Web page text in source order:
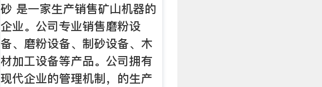
砂 是一家生产销售矿山机器的
企业。公司专业销售磨粉设
备、磨粉设备、制砂设备、木
材加工设备等产品。公司拥有
现代企业的管理机制，的生产